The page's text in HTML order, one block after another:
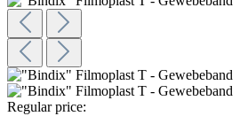
Regular price: